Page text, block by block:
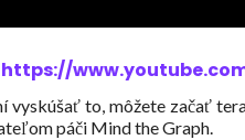
https://
vyskúšať to, môžete začať
páči Mind the Graph.